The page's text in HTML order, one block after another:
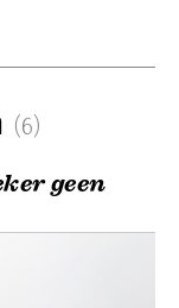
(6)
geen